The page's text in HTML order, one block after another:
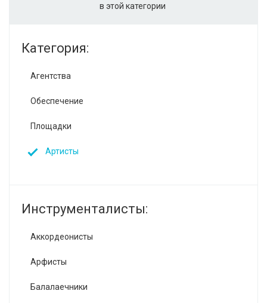
в этой категории
Категория:
Агентства
Обеспечение
Площадки
Артисты
Инструменталисты:
Аккордеонисты
Арфисты
Балалаечники